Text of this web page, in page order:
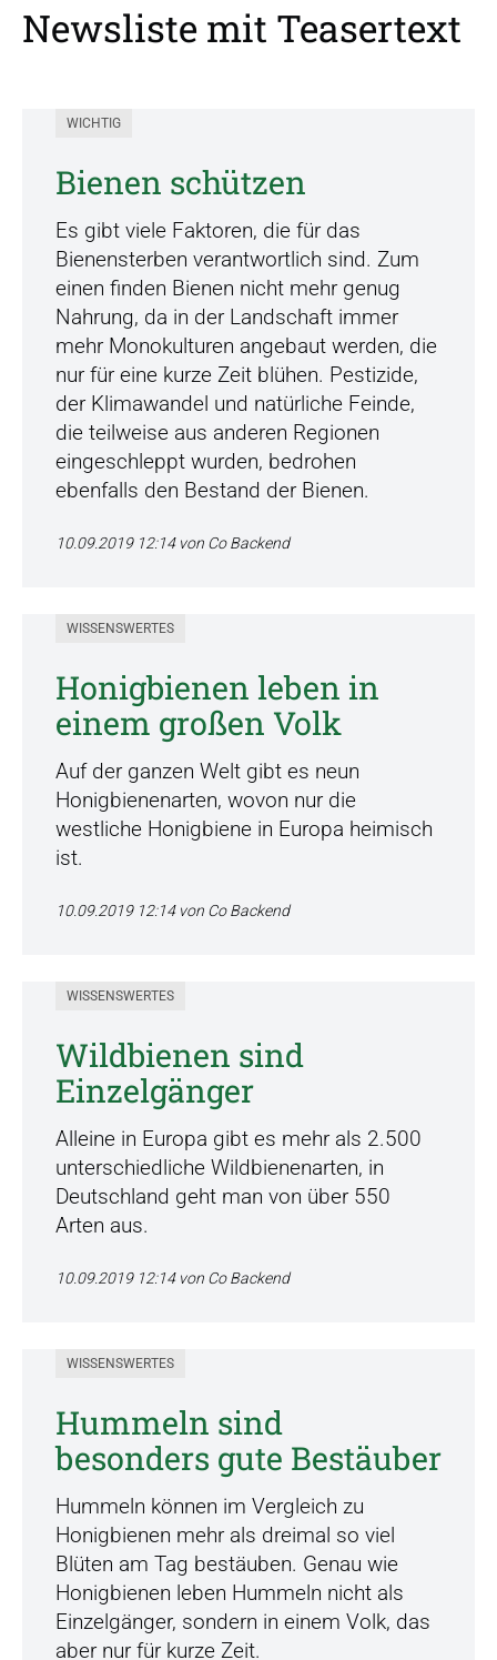
Newsliste mit Teasertext
WICHTIG
Bienen schützen
Es gibt viele Faktoren, die für das
Bienensterben verantwortlich sind. Zum
einen finden Bienen nicht mehr genug
Nahrung, da in der Landschaft immer
mehr Monokulturen angebaut werden, die
nur für eine kurze Zeit blühen. Pestizide,
der Klimawandel und natürliche Feinde,
die teilweise aus anderen Regionen
eingeschleppt wurden, bedrohen
ebenfalls den Bestand der Bienen.
10.09.2019 12:14von Co Backend
WISSENSWERTES
Honigbienen leben in
einem großen Volk
Auf der ganzen Welt gibt es neun
Honigbienenarten, wovon nur die
westliche Honigbiene in Europa heimisch
ist.
10.09.2019 12:14von Co Backend
WISSENSWERTES
Wildbienen sind
Einzelgänger
Alleine in Europa gibt es mehr als 2.500
unterschiedliche Wildbienenarten, in
Deutschland geht man von über 550
Arten aus.
10.09.2019 12:14von Co Backend
WISSENSWERTES
Hummeln sind
besonders gute Bestäuber
Hummeln können im Vergleich zu
Honigbienen mehr als dreimal so viel
Blüten am Tag bestäuben. Genau wie
Honigbienen leben Hummeln nicht als
Einzelgänger, sondern in einem Volk, das
aber nur für kurze Zeit.